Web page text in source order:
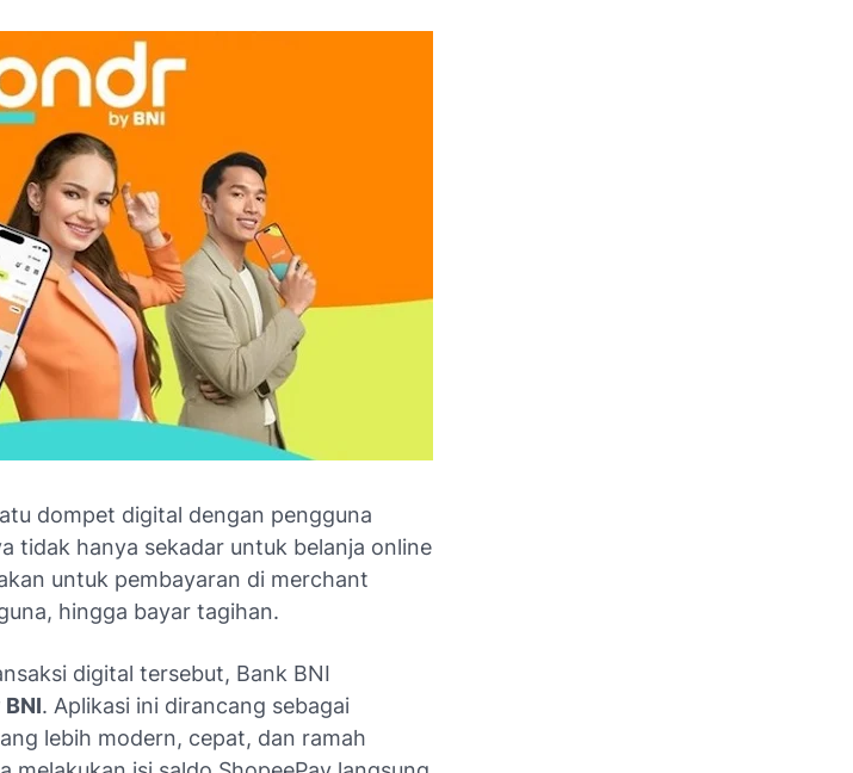
dompet digital dengan pengguna
tidak hanya sekadar untuk belanja online
untuk pembayaran di merchant
hingga bayar tagihan.
digital tersebut, Bank BNI
. Aplikasi ini dirancang sebagai
lebih modern, cepat, dan ramah